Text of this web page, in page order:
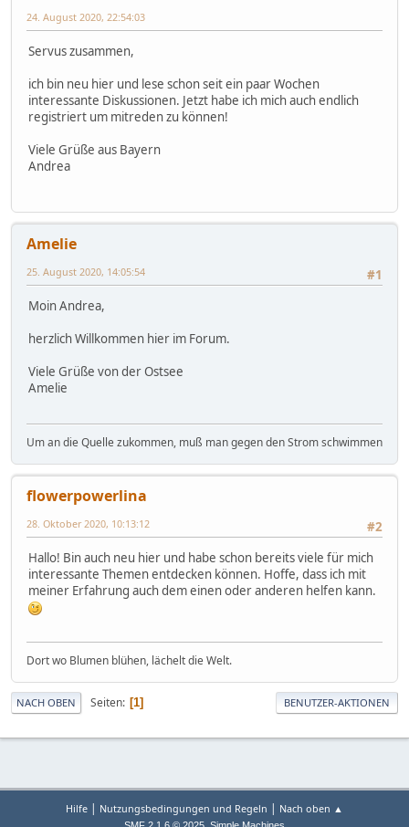
24. August 2020, 22:54:03
Servus zusammen,
ich bin neu hier und lese schon seit ein paar Wochen
interessante Diskussionen. Jetzt habe ich mich auch endlich
registriert um mitreden zu können!
Viele Grüße aus Bayern
Andrea
Amelie
#1
25. August 2020, 14:05:54
Moin Andrea,
herzlich Willkommen hier im Forum.
Viele Grüße von der Ostsee
Amelie
Um an die Quelle zukommen, muß man gegen den Strom schwimmen
flowerpowerlina
#2
28. Oktober 2020, 10:13:12
Hallo! Bin auch neu hier und habe schon bereits viele für mich
interessante Themen entdecken können. Hoffe, dass ich mit
meiner Erfahrung auch dem einen oder anderen helfen kann.
Dort wo Blumen blühen, lächelt die Welt.
NACH OBEN Seiten 1 BENUTZER-AKTIONEN
Hilfe | Nutzungsbedingungen und Regeln | Nach oben ▲